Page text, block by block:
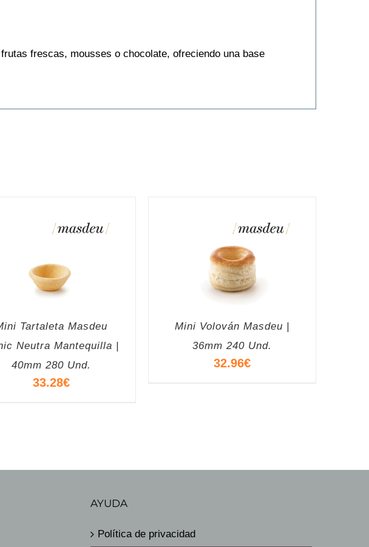
frescas, mousses o chocolate, ofreciendo una base
Tartaleta Masdeu
Neutra Mantequilla |
40mm 280 Und.
33.28€
Mini Volován Masdeu |
36mm 240 Und.
32.96€
AYUDA
Política de privacidad